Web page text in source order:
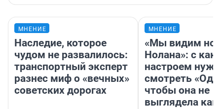
МНЕНИЕ
Наследие, которое
чудом не развалилось:
транспортный эксперт
разнес миф о «вечных»
советских дорогах
МНЕНИЕ
«Мы видим
Нолана»: с
настроем
смотреть
чтобы она не
выглядела как